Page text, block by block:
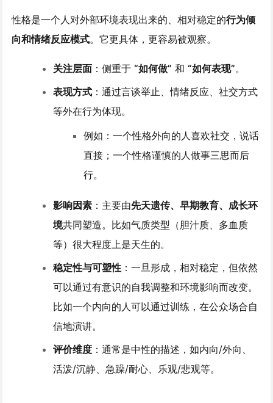
性格是一个人对外部环境表现出来的、相对稳定的行为倾
向和情绪反应模式。它更具体，更容易被观察。
关注层面 ：侧重于“如何做” 和“如何表现”。
表现方式 ：通过言谈举止、情绪反应、社交方式
等外在行为体现。
例如：一个性格外向的人喜欢社交，说话
直接；一个性格谨慎的人做事三思而后
行。
影响因素 ：主要由先天遗传、早期教育、成长环
境共同塑造。比如气质类型（胆汁质、多血质
等）很大程度上是天生的。
稳定性与可塑性 ：一旦形成，相对稳定，但依然
可以通过有意识的自我调整和环境影响而改变。
比如一个内向的人可以通过训练，在公众场合自
信地演讲。
评价维度 ：通常是中性的描述，如内向/外向、
活泼/沉静、急躁/耐心、乐观/悲观等。